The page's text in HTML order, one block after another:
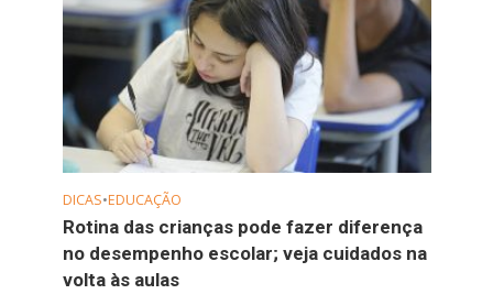
DICAS•EDUCAÇÃO
Rotina das crianças pode fazer diferença
no desempenho escolar; veja cuidados na
volta às aulas